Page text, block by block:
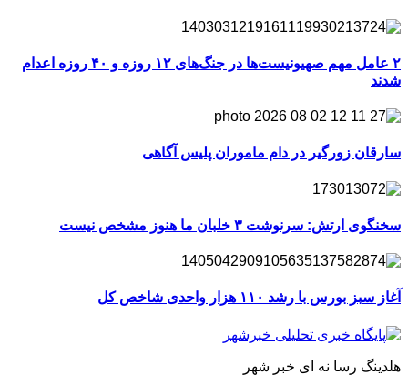
۲ عامل مهم صهیونیست‌ها در جنگ‌های ۱۲ روزه و ۴۰ روزه اعدام
شدند
سارقان زورگیر در دام ماموران پلیس آگاهی
سخنگوی ارتش: سرنوشت ۳ خلبان ما هنوز مشخص نیست
آغاز سبز بورس با رشد ۱۱۰ هزار واحدی شاخص کل
هلدینگ رسا نه ای خبر شهر